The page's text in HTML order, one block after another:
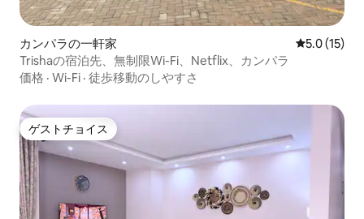
カンパラの一軒家 レビュー15
5.0 (15)
Trishaの宿泊先、無制限Wi-Fi、Netflix、カンパラ
価格 · Wi-Fi · 徒歩移動のしやすさ
ゲストチョイス
ゲストチョイス